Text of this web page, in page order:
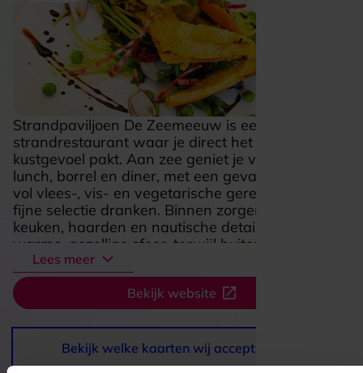
Strandpaviljoen De Zeemeeuw is een sfeervol
strandrestaurant waar je direct het relaxte
kustgevoel pakt. Aan zee geniet je van ontbijt,
lunch, borrel en diner, met een gevarieerde kaart
vol vlees-, vis- en vegetarische gerechten en een
fijne selectie dranken. Binnen zorgen de open
keuken, haarden en nautische details voor een
warme, gezellige sfeer, terwijl buiten het terras
en het uitzicht op strand en zee de show stelen.
Het is zo’n plek waar je net zo graag neerstrijkt
voor koffie in de ochtend als voor een lange
avond met goed eten en een drankje erbij. Ook
voor gezinnen voelt De Zeemeeuw aantrekkelijk
aan, mede door de speelse, ongedwongen
setting aan het strand.
Lees meer
Bekijk website
Bekijk welke kaarten wij accepteren